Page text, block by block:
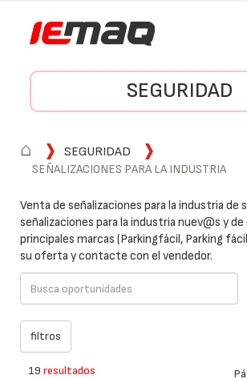
SEGURIDAD
⌂
SEGURIDAD
SEÑALIZACIONES PARA LA INDUSTRIA
Venta de señalizaciones para la industria de
señalizaciones para la industria nuev@s y de
principales marcas (Parkingfácil, Parking
su oferta y contacte con el vendedor.
19 resultados